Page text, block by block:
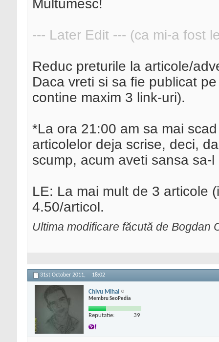
Multumesc!
--- Later Edit --- (ca mi-a fost
Reduc preturile la articole/
Daca vreti si sa fie publicat
contine maxim 3 link-uri).
*La ora 21:00 am sa mai
articolelor deja scrise, deci,
scump, acum aveti sansa sa-l
LE: La mai mult de 3 articole
4.50/articol.
Ultima modificare făcută de Bogdan
31st October 2011, 18:02
Chivu Mihai
Membru SeoPedia
Reputatie: 39